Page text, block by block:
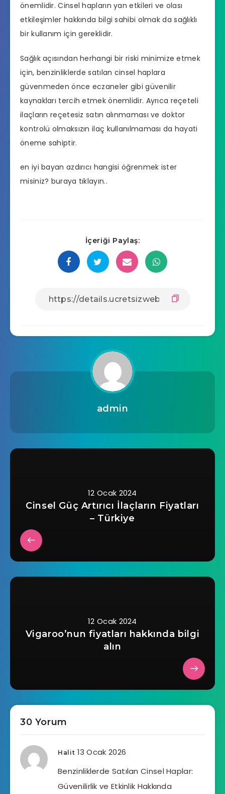
önemlidir. Cinsel hapların yan etkileri ve olası
etkileşimler hakkında bilgi sahibi olmak da sağlıklı
bir kullanım için gereklidir.
Sağlık açısından herhangi bir riski minimize etmek
için, benzinliklerde satılan cinsel haplara
güvenmeden önce eczaneler gibi güvenilir
kaynakları tercih etmek önemlidir. Ayrıca reçeteli
ilaçların reçetesiz satın alınmaması ve doktor
kontrolü olmaksızın ilaç kullanılmaması da hayati
öneme sahiptir.
en iyi bayan azdırıcı hangisi öğrenmek ister
misiniz? buraya tıklayın..
İçeriği Paylaş:
admin
12 Ocak 2024
Cinsel Güç Artırıcı İlaçların Fiyatları
– Türkiye
12 Ocak 2024
Vigaroo’nun fiyatları hakkında bilgi
alın
30 Yorum
Halit 13 Ocak 2026
Benzinliklerde Satılan Cinsel Haplar:
Güvenilirlik ve Etkinlik Hakkında